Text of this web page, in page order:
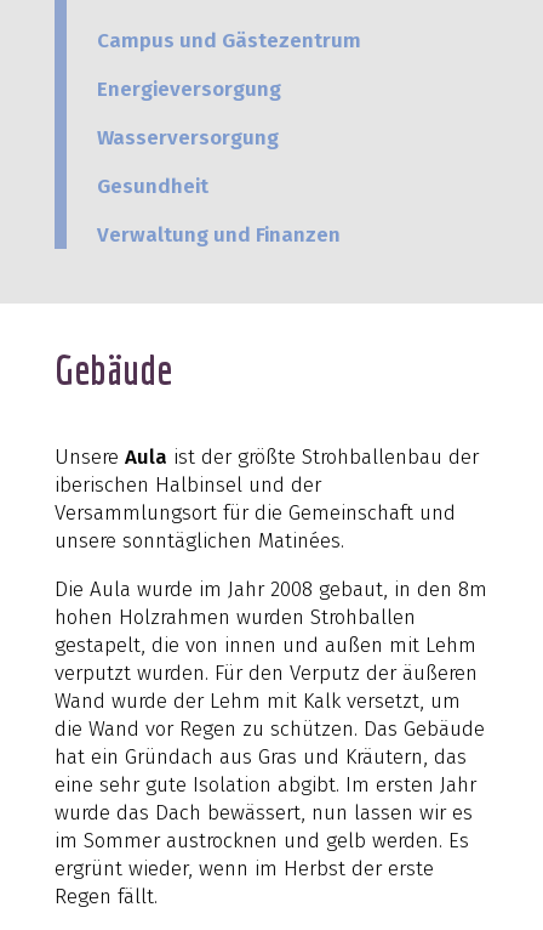
Campus und Gästezentrum
Energieversorgung
Wasserversorgung
Gesundheit
Verwaltung und Finanzen
Gebäude
Unsere Aula ist der größte Strohballenbau der
iberischen Halbinsel und der
Versammlungsort für die Gemeinschaft und
unsere sonntäglichen Matinées.
Die Aula wurde im Jahr 2008 gebaut, in den 8m
hohen Holzrahmen wurden Strohballen
gestapelt, die von innen und außen mit Lehm
verputzt wurden. Für den Verputz der äußeren
Wand wurde der Lehm mit Kalk versetzt, um
die Wand vor Regen zu schützen. Das Gebäude
hat ein Gründach aus Gras und Kräutern, das
eine sehr gute Isolation abgibt. Im ersten Jahr
wurde das Dach bewässert, nun lassen wir es
im Sommer austrocknen und gelb werden. Es
ergrünt wieder, wenn im Herbst der erste
Regen fällt.